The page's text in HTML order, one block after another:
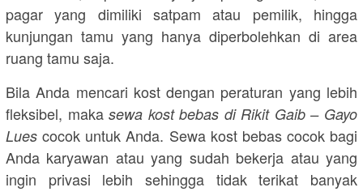
pagar yang dimiliki satpam atau pemilik, hingga
kunjungan tamu yang hanya diperbolehkan di area
ruang tamu saja.
Bila Anda mencari kost dengan peraturan yang lebih
fleksibel, makasewa kost bebas di Rikit Gaib – Gayo
Lues cocok untuk Anda. Sewa kost bebas cocok bagi
Anda karyawan atau yang sudah bekerja atau yang
ingin privasi lebih sehingga tidak terikat banyak